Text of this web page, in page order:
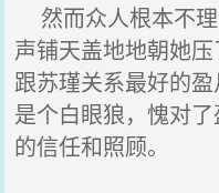
然而众人根本不
声铺天盖地地朝她
跟苏瑾关系最好的
是个白眼狼，愧对
的信任和照顾。